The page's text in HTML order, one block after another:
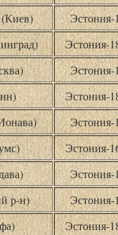
Эстония-
Эстония-
Эстония-
Эстония-
Эстония-
Эстония-
Эстония-
р-н)
Эстония-
Эстония-